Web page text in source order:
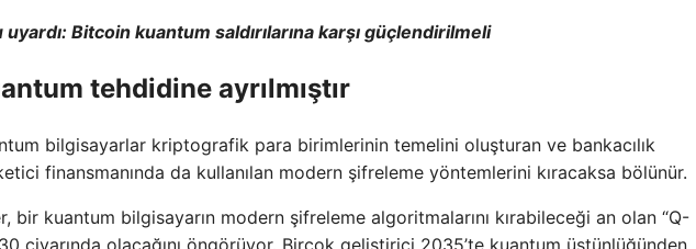
uyardı: Bitcoin kuantum saldırılarına karşı güçlendirilmeli
tehdidine ayrılmıştır
bilgisayarlar kriptografik para birimlerinin temelini oluşturan ve bankacılık
finansmanında da kullanılan modern şifreleme yöntemlerini kıracaksa bölünür.
bir kuantum bilgisayarın modern şifreleme algoritmalarını kırabileceği an olan “Q-